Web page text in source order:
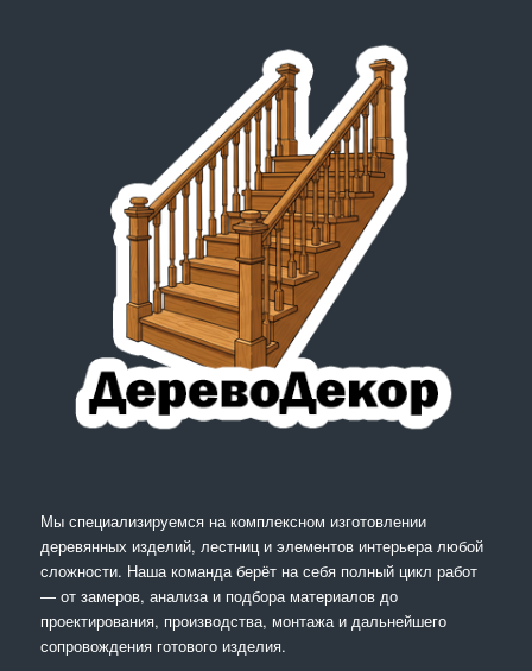
Мы специализируемся на комплексном изготовлении
деревянных изделий, лестниц и элементов интерьера любой
сложности. Наша команда берёт на себя полный цикл работ
— от замеров, анализа и подбора материалов до
проектирования, производства, монтажа и дальнейшего
сопровождения готового изделия.